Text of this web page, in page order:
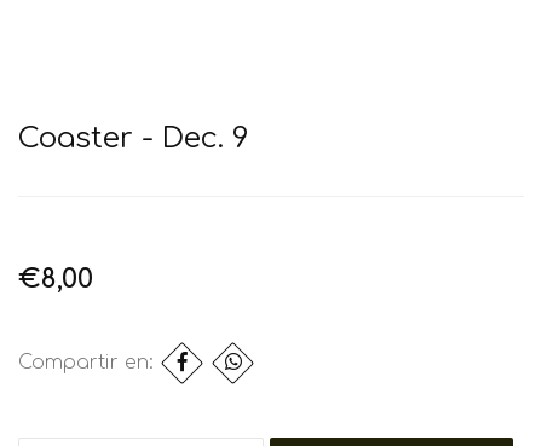
Coaster - Dec. 9
€8,00
Compartir en: